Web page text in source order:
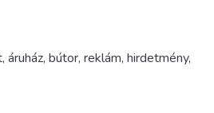
, áruház, bútor, reklám, hirdetmény,